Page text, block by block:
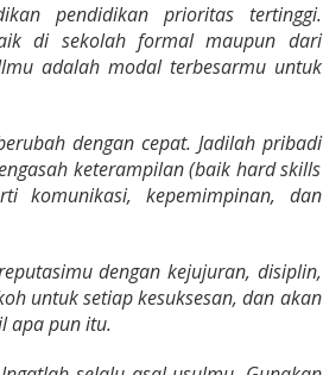
pendidikan prioritas tertinggi.
di sekolah formal maupun dari
adalah modal terbesarmu untuk
dengan cepat. Jadilah pribadi
keterampilan (baik hard skills
komunikasi, kepemimpinan, dan
dengan kejujuran, disiplin,
untuk setiap kesuksesan, dan akan
apa pun itu.